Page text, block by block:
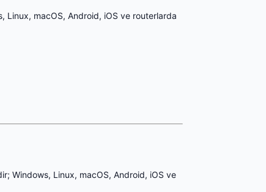
Linux, macOS, Android, iOS ve routerlarda
Windows, Linux, macOS, Android, iOS ve